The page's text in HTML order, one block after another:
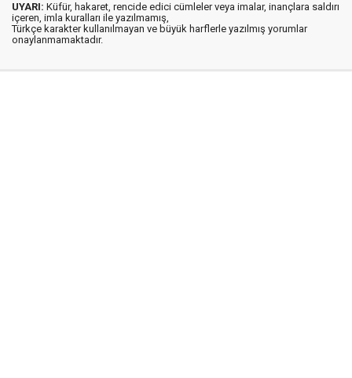
UYARI: Küfür, hakaret, rencide edici cümleler veya imalar, inançlara saldırı
içeren, imla kuralları ile yazılmamış,
Türkçe karakter kullanılmayan ve büyük harflerle yazılmış yorumlar
onaylanmamaktadır.